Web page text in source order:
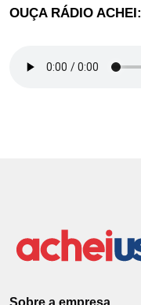
OUÇA RÁDIO ACHEI:
Sobre a empresa